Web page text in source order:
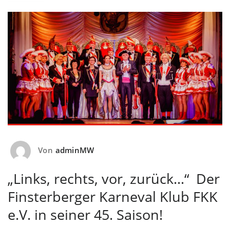
Von adminMW
„Links, rechts, vor, zurück…“ Der
Finsterberger Karneval Klub FKK
e.V. in seiner 45. Saison!